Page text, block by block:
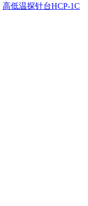
高低温探针台HCP-1C